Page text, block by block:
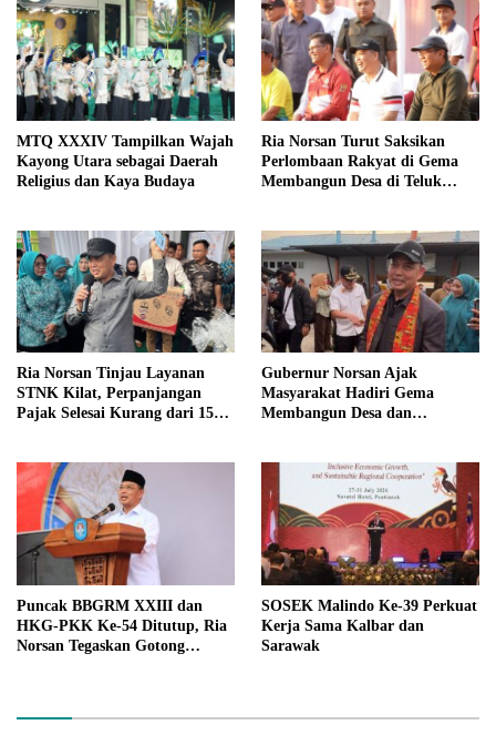
MTQ XXXIV Tampilkan Wajah
Kayong Utara sebagai Daerah
Religius dan Kaya Budaya
Ria Norsan Turut Saksikan
Perlombaan Rakyat di Gema
Membangun Desa di Teluk
Ria Norsan Tinjau Layanan
STNK Kilat, Perpanjangan
Pajak Selesai Kurang dari 15
Gubernur Norsan Ajak
Masyarakat Hadiri Gema
Membangun Desa dan
Puncak BBGRM XXIII dan
HKG-PKK Ke-54 Ditutup, Ria
Norsan Tegaskan Gotong
SOSEK Malindo Ke-39 Perkuat
Kerja Sama Kalbar dan
Sarawak